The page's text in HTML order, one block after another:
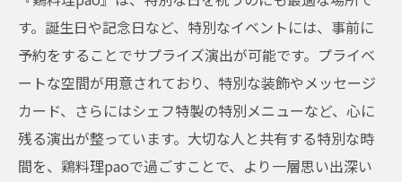
す。誕生日や記念日など、特別なイベントには、事前に
予約をすることでサプライズ演出が可能です。プライベ
ートな空間が用意されており、特別な装飾やメッセージ
カード、さらにはシェフ特製の特別メニューなど、心に
残る演出が整っています。大切な人と共有する特別な時
間を、鶏料理paoで過ごすことで、より一層思い出深い